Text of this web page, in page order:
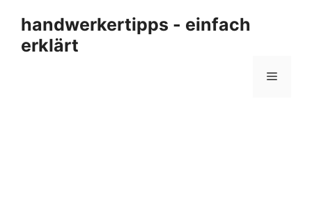
Inhalt
springen
handwerkertipps - einfach
erklärt
Menü